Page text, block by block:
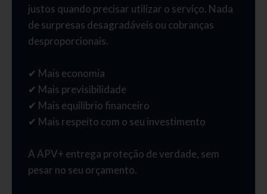
justos quando precisar utilizar o serviço. Nada
de surpresas desagradáveis ou cobranças
desproporcionais.
✔ Mais economia
✔ Mais previsibilidade
✔ Mais equilíbrio financeiro
✔ Mais respeito com o seu investimento
A APV+ entrega proteção de verdade, sem
pesar no seu orçamento.